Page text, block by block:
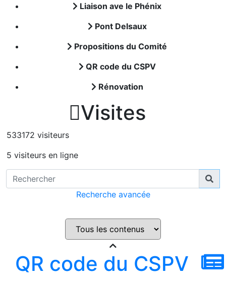
Liaison ave le Phénix
Pont Delsaux
Propositions du Comité
QR code du CSPV
Rénovation
Visites
533172 visiteurs
5 visiteurs en ligne
Recherche avancée
QR code du CSPV